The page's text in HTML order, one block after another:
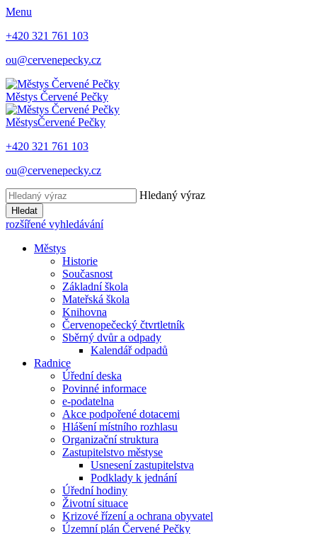
Menu
+420 321 761 103
ou@cervenepecky.cz
Městys Červené Pečky
MěstysČervené Pečky
+420 321 761 103
ou@cervenepecky.cz
Hledaný výraz
Hledat
rozšířené vyhledávání
Městys
Historie
Současnost
Základní škola
Mateřská škola
Knihovna
Červenopečecký čtvrtletník
Sběrný dvůr a odpady
Kalendář odpadů
Radnice
Úřední deska
Povinné informace
e-podatelna
Akce podpořené dotacemi
Hlášení místního rozhlasu
Organizační struktura
Zastupitelstvo městyse
Usnesení zastupitelstva
Podklady k jednání
Úřední hodiny
Životní situace
Krizové řízení a ochrana obyvatel
Územní plán Červené Pečky